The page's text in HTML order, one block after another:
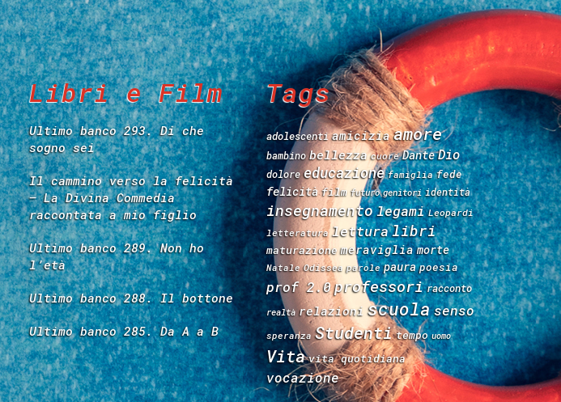
Libri e Film
Ultimo banco 293. Di che
sogno sei
Il cammino verso la felicità
– La Divina Commedia
raccontata a mio figlio
Ultimo banco 289. Non ho
l’età
Ultimo banco 288. Il bottone
Ultimo banco 285. Da A a B
Tags
adolescenti amicizia amore
bambino bellezza cuore Dante Dio
dolore educazione famiglia fede
felicità film futuro genitori identità
insegnamentolegami Leopardi
letteratura letturalibri
maturazione meraviglia morte
Natale Odissea parole paura poesia
prof 2.0professori racconto
realtà relazioni scuola senso
speranza Studenti tempo uomo
Vita vita quotidiana
vocazione